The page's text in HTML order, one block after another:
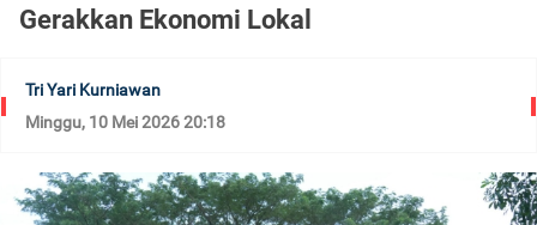
Gerakkan Ekonomi Lokal
Tri Yari Kurniawan
Minggu, 10 Mei 2026 20:18